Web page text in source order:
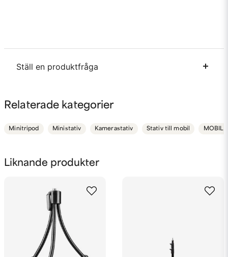
Liknande produkter
Ställ en produktfråga
Fråga oss något om denna produkten...
Mejladress
Ja, ni får publicera min fråga
Relaterade kategorier
Minitripod Ministativ Kamerastativ Stativ till mobil MOBIL